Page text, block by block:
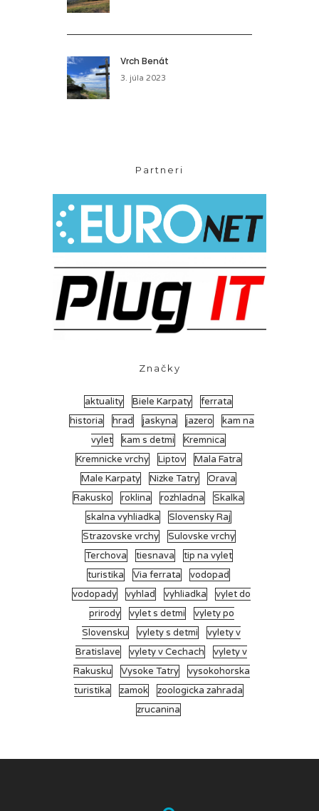
Vrch Benát
3. júla 2023
Partneri
Značky
aktuality Biele Karpaty
ferrata
historia
hrad jaskyna jazero
kam na
vylet
kam s detmi
Kremnica
Kremnicke vrchy
Liptov
Mala Fatra
Male Karpaty
Nizke Tatry
Orava
Rakusko
roklina rozhladna
Skalka
skalna vyhliadka
Slovensky Raj
Strazovske vrchy
Sulovske vrchy
Terchova
tiesnava
tip na vylet
turistika
Via ferrata
vodopad
vodopady
vyhlad vyhliadka
vylet do
prirody
vylet s detmi
vylety po
Slovensku
vylety s detmi
vylety v
Bratislave
vylety v Cechach
vylety v
Rakusku
Vysoke Tatry
vysokohorska
turistika
zamok
zoologicka zahrada
zrucanina